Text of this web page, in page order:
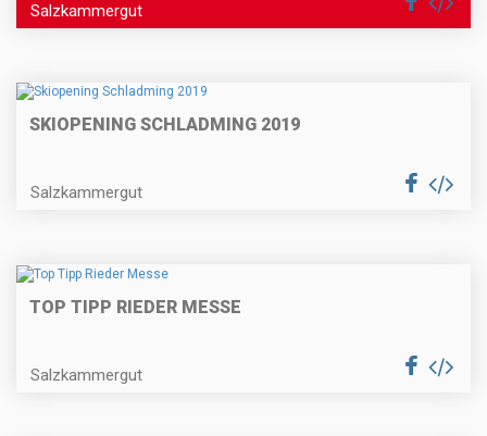
Salzkammergut
SKIOPENING SCHLADMING 2019
Salzkammergut
TOP TIPP RIEDER MESSE
Salzkammergut